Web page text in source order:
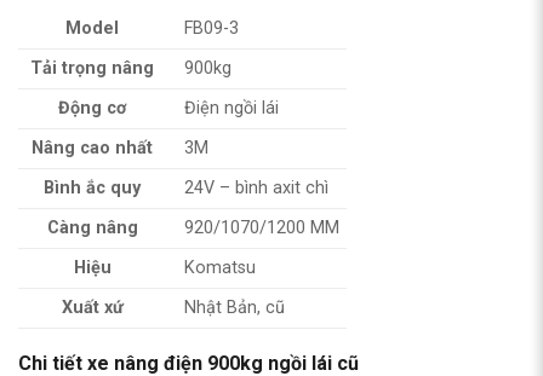
Model
FB09-3
Tải trọng nâng
900kg
Động cơ
Điện ngồi lái
Nâng cao nhất
3M
Bình ắc quy
24V – bình axit chì
Càng nâng
920/1070/1200 MM
Hiệu
Komatsu
Xuất xứ
Nhật Bản, cũ
Chi tiết xe nâng điện 900kg ngồi lái cũ